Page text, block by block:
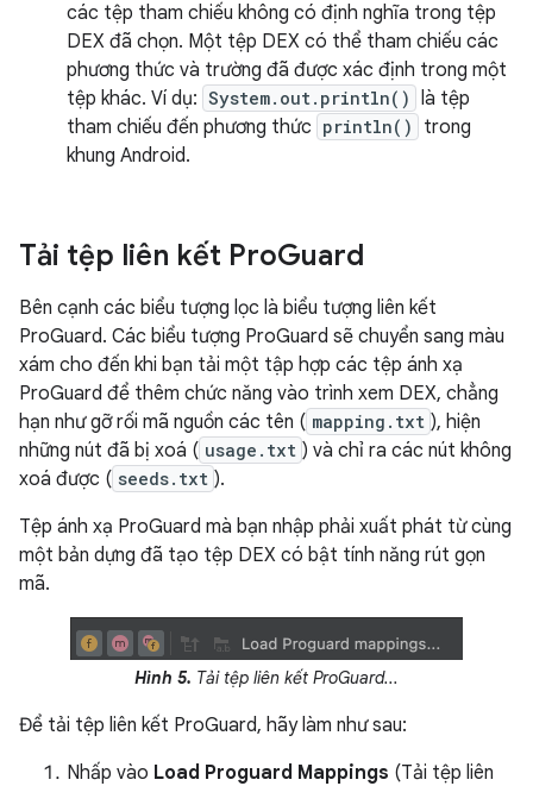
các tệp tham chiếu không có định nghĩa trong tệp
DEX đã chọn. Một tệp DEX có thể tham chiếu các
phương thức và trường đã được xác định trong một
tệp khác. Ví dụ: System.out.println() là tệp
tham chiếu đến phương thức println()
trong
khung Android.
Tải tệp liên kết ProGuard
Bên cạnh các biểu tượng lọc là biểu tượng liên kết
ProGuard. Các biểu tượng ProGuard sẽ chuyển sang màu
xám cho đến khi bạn tải một tập hợp các tệp ánh xạ
ProGuard để thêm chức năng vào trình xem DEX, chẳng
hạn như gỡ rối mã nguồn các tên ( mapping.txt ), hiện
những nút đã bị xoá ( usage.txt ) và chỉ ra các nút không
xoá được ( seeds.txt ).
Tệp ánh xạ ProGuard mà bạn nhập phải xuất phát từ cùng
một bản dựng đã tạo tệp DEX có bật tính năng rút gọn
mã.
Hình 5. Tải tệp liên kết ProGuard...
Để tải tệp liên kết ProGuard, hãy làm như sau:
Nhấp vào Load Proguard Mappings (Tải tệp liên